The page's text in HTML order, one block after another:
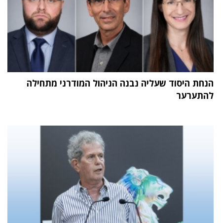
הנחת היסוד שעליה נבנה הניהול המודרני מתחילה
להתערער